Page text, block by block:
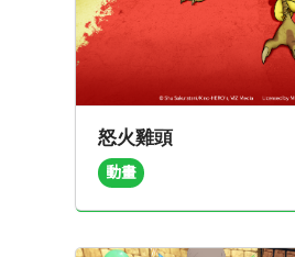
怒火雞頭
動畫